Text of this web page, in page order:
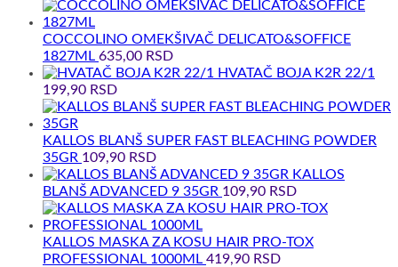
COCCOLINO OMEKŠIVAČ DELICATO&SOFFICE
1827ML 635,00 RSD
HVATAČ BOJA K2R 22/1
199,90 RSD
KALLOS BLANŠ SUPER FAST BLEACHING POWDER
35GR 109,90 RSD
KALLOS
BLANŠ ADVANCED 9 35GR 109,90 RSD
KALLOS MASKA ZA KOSU HAIR PRO-TOX
PROFESSIONAL 1000ML 419,90 RSD